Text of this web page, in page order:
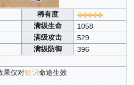
稀有度
满级生命
1058
满级攻击
529
满级防御
396
果仅对智识命途生效